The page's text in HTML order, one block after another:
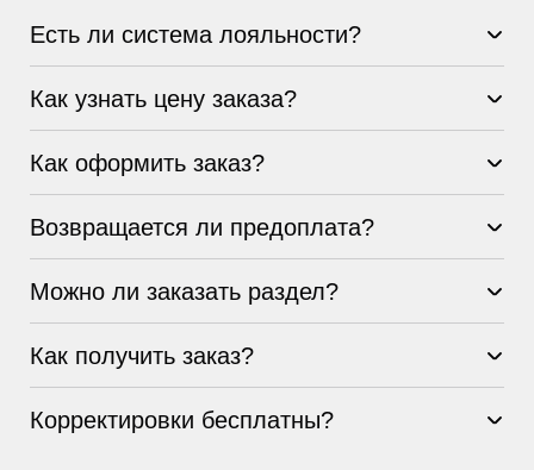
Есть ли система лояльности?
Как узнать цену заказа?
Как оформить заказ?
Возвращается ли предоплата?
Можно ли заказать раздел?
Как получить заказ?
Корректировки бесплатны?